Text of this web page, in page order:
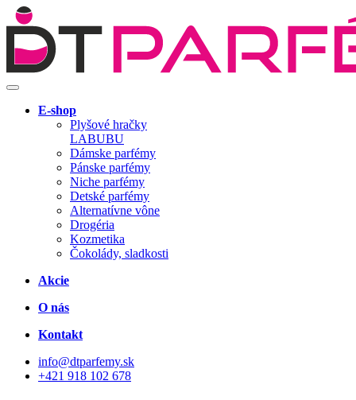
E-shop
Plyšové hračky
LABUBU
Dámske parfémy
Pánske parfémy
Niche parfémy
Detské parfémy
Alternatívne vône
Drogéria
Kozmetika
Čokolády, sladkosti
Akcie
O nás
Kontakt
info@dtparfemy.sk
+421 918 102 678